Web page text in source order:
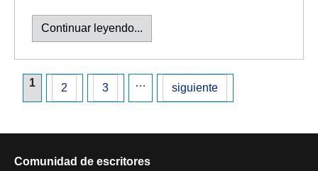
Continuar leyendo...
1 2 3 … siguiente
Comunidad de escritores